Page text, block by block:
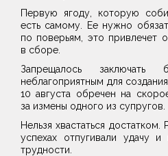
Первую ягоду, которую
есть самому. Ее нужно
по поверьям, это привлечет
в сборе.
Запрещалось заключать
неблагоприятным для
10 августа обречен на
за измены одного из супругов.
Нельзя хвастаться достатком.
успехах отпугивали удачу
трудности.